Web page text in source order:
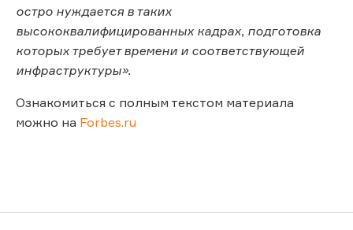
остро нуждается в таких
высококвалифицированных кадрах, подготовка
которых требует времени и соответствующей
инфраструктуры».
Ознакомиться с полным текстом материала
можно на Forbes.ru